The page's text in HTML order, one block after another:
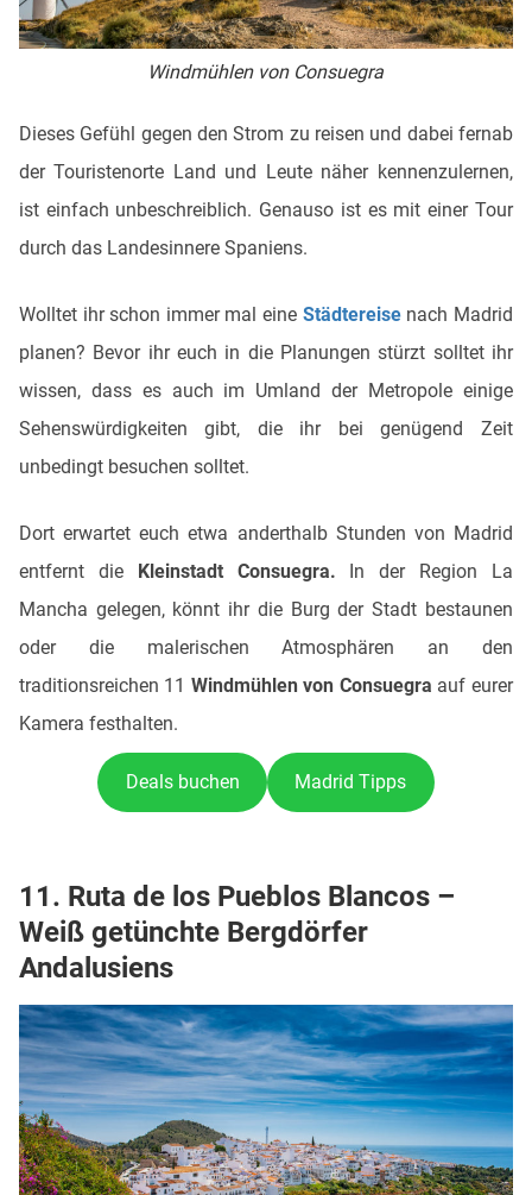
Windmühlen von Consuegra
Dieses Gefühl gegen den Strom zu reisen und dabei fernab
der Touristenorte Land und Leute näher kennenzulernen,
ist einfach unbeschreiblich. Genauso ist es mit einer Tour
durch das Landesinnere Spaniens.
Wolltet ihr schon immer mal eine Städtereisenach Madrid
planen? Bevor ihr euch in die Planungen stürzt solltet ihr
wissen, dass es auch im Umland der Metropole einige
Sehenswürdigkeiten gibt, die ihr bei genügend Zeit
unbedingt besuchen solltet.
Dort erwartet euch etwa anderthalb Stunden von Madrid
entfernt die
Kleinstadt Consuegra.
In der Region La
Mancha gelegen, könnt ihr die Burg der Stadt bestaunen
oder die malerischen Atmosphären an den
traditionsreichen 11 Windmühlen von Consuegra auf eurer
Kamera festhalten.
Deals buchen Madrid Tipps
11. Ruta de los Pueblos Blancos –
Weiß getünchte Bergdörfer
Andalusiens